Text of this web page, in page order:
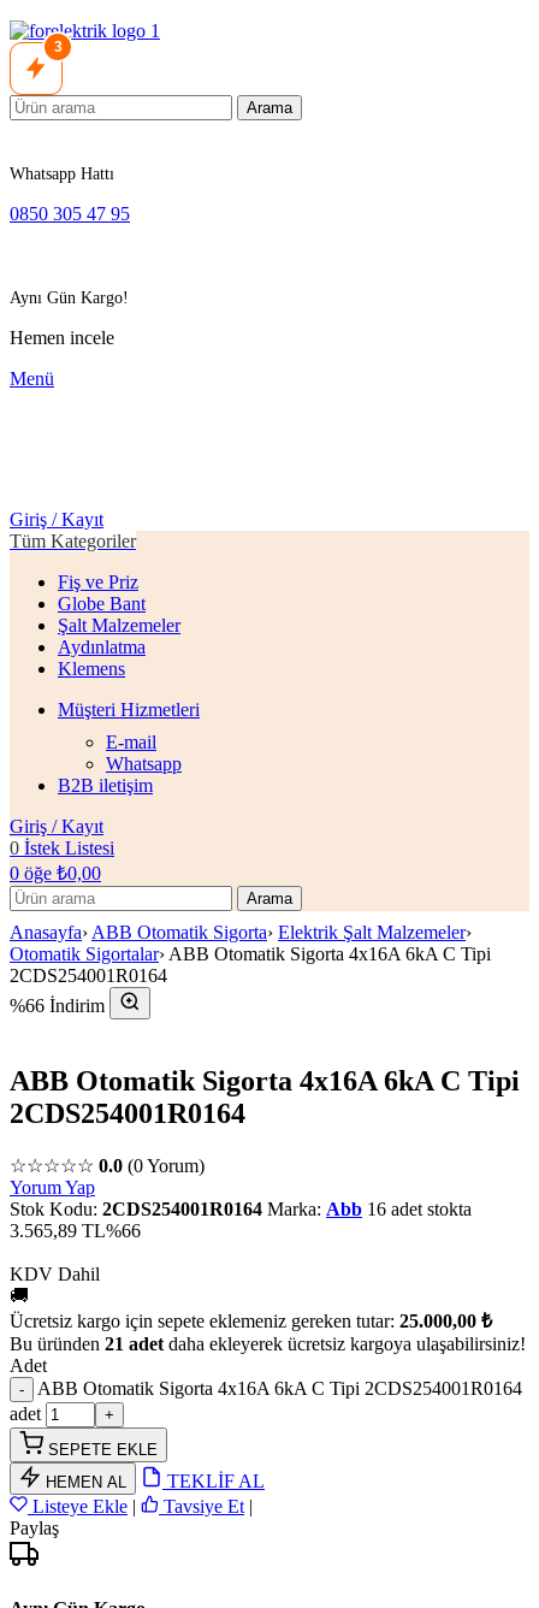
3
Arama
Whatsapp Hattı
0850 305 47 95
Aynı Gün Kargo!
Hemen incele
Menü
Giriş / Kayıt
Tüm Kategoriler
Fiş ve Priz
Globe Bant
Şalt Malzemeler
Aydınlatma
Klemens
Müşteri Hizmetleri
E-mail
Whatsapp
B2B iletişim
Giriş / Kayıt
0 İstek Listesi
0 öğe ₺0,00
Arama
Anasayfa› ABB Otomatik Sigorta› Elektrik Şalt Malzemeler›
Otomatik Sigortalar› ABB Otomatik Sigorta 4x16A 6kA C Tipi
2CDS254001R0164
%66 İndirim
ABB Otomatik Sigorta 4x16A 6kA C Tipi
2CDS254001R0164
☆☆☆☆☆ 0.0 (0 Yorum)
Yorum Yap
Stok Kodu: 2CDS254001R0164 Marka: Abb 16 adet stokta
3.565,89 TL%66
KDV Dahil
🚚
Ücretsiz kargo için sepete eklemeniz gereken tutar: 25.000,00 ₺
Bu üründen 21 adet daha ekleyerek ücretsiz kargoya ulaşabilirsiniz!
Adet
ABB Otomatik Sigorta 4x16A 6kA C Tipi 2CDS254001R0164
adet
SEPETE EKLE
HEMEN AL
TEKLİF AL
Listeye Ekle | Tavsiye Et |
Paylaş